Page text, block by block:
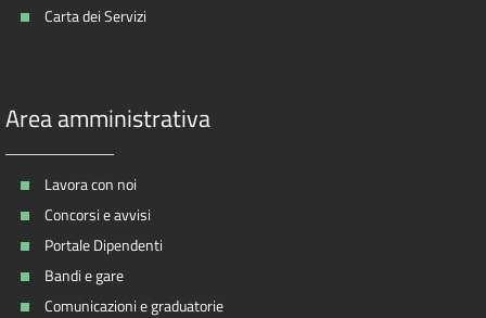
Carta dei Servizi
Area amministrativa
Lavora con noi
Concorsi e avvisi
Portale Dipendenti
Bandi e gare
Comunicazioni e graduatorie